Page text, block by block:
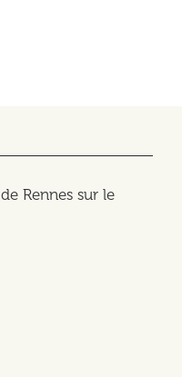
de Rennes sur le